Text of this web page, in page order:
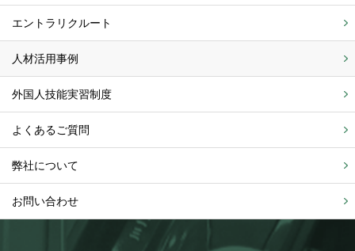
エントラリクルート
人材活用事例
外国人技能実習制度
よくあるご質問
弊社について
お問い合わせ